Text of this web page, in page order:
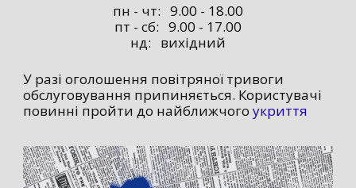
пн - чт: 9.00 - 18.00
пт - сб: 9.00 - 17.00
нд: вихідний
У разі оголошення повітряної тривоги
обслуговування припиняється. Користувачі
повинні пройти до найближчого укриття